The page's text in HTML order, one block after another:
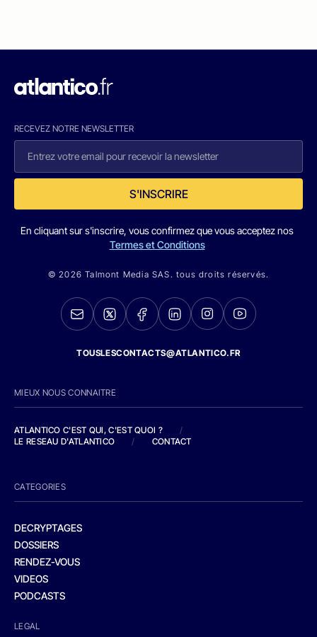
RECEVEZ NOTRE NEWSLETTER
S'INSCRIRE
En cliquant sur s'inscrire, vous confirmez que vous acceptez nos
Termes et Conditions
© 2026 Talmont Media SAS. tous droits réservés.
TOUSLESCONTACTS@ATLANTICO.FR
MIEUX NOUS CONNAITRE
ATLANTICO C'EST QUI, C'EST QUOI ?
/
LE RESEAU D'ATLANTICO
/ CONTACT
CATEGORIES
DECRYPTAGES
DOSSIERS
RENDEZ-VOUS
VIDEOS
PODCASTS
LEGAL